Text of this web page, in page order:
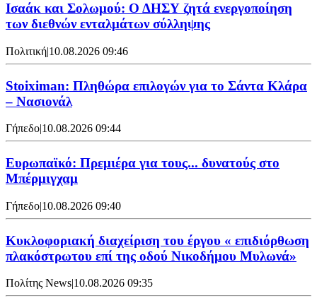
Ισαάκ και Σολωμού: Ο ΔΗΣΥ ζητά ενεργοποίηση
των διεθνών ενταλμάτων σύλληψης
Πολιτική|10.08.2026 09:46
Stoiximan: Πληθώρα επιλογών για το Σάντα Κλάρα
– Νασιονάλ
Γήπεδο|10.08.2026 09:44
Ευρωπαϊκό: Πρεμιέρα για τους... δυνατούς στο
Μπέρμιγχαμ
Γήπεδο|10.08.2026 09:40
Κυκλοφοριακή διαχείριση του έργου « επιδιόρθωση
πλακόστρωτου επί της οδού Νικοδήμου Μυλωνά»
Πολίτης News|10.08.2026 09:35